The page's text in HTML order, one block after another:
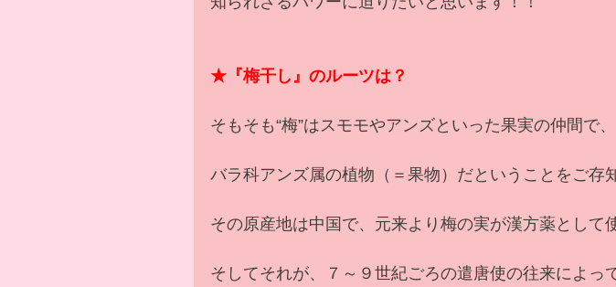
★『梅干し』のルーツは？
そもそも“梅”はスモモやアンズといった果実の仲間で、
バラ科アンズ属の植物（＝果物）だということをご存
その原産地は中国で、元来より梅の実が漢方薬として
そしてそれが、７～９世紀ごろの遣唐使の往来によって